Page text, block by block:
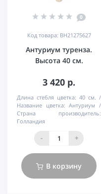
0
Код товара: BH21275627
Антуриум туренза.
Высота 40 см.
3 420 р.
Длина стебля цветка: 40 см.
Название цветка: Антуриум
Страна производитель:
Голландия
- +
В корзину